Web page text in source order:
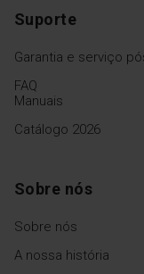
Suporte
Garantia e serviço
FAQ
Manuais
Catálogo 2026
Sobre nós
Sobre nós
A nossa história